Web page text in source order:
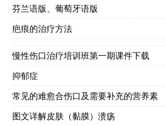
芬兰语版、葡萄牙语版
疤痕的治疗方法
慢性伤口治疗培训班第一期课件下载
抑郁症
常见的难愈合伤口及需要补充的营养素
图文详解皮肤（黏膜）溃疡